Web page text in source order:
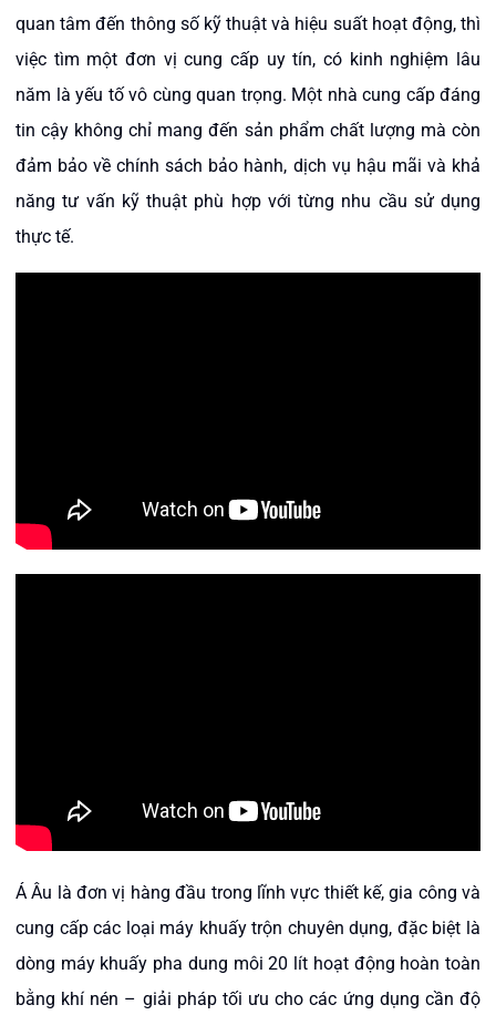
quan tâm đến thông số kỹ thuật và hiệu suất hoạt động, thì
việc tìm một đơn vị cung cấp uy tín, có kinh nghiệm lâu
năm là yếu tố vô cùng quan trọng. Một nhà cung cấp đáng
tin cậy không chỉ mang đến sản phẩm chất lượng mà còn
đảm bảo về chính sách bảo hành, dịch vụ hậu mãi và khả
năng tư vấn kỹ thuật phù hợp với từng nhu cầu sử dụng
thực tế.
Á Âu là đơn vị hàng đầu trong lĩnh vực thiết kế, gia công và
cung cấp các loại máy khuấy trộn chuyên dụng, đặc biệt là
dòng máy khuấy pha dung môi 20 lít hoạt động hoàn toàn
bằng khí nén – giải pháp tối ưu cho các ứng dụng cần độ